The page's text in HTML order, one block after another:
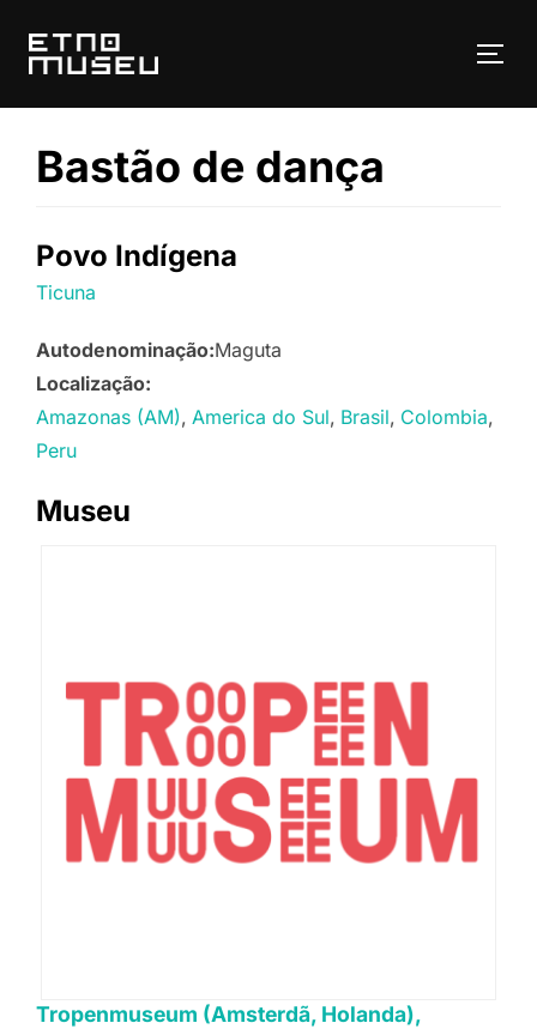
para
Bastão de dança
Povo Indígena
Ticuna
Autodenominação:Maguta
Localização:
Amazonas (AM) America do Sul Brasil Colombia
Peru
Museu
Tropenmuseum (Amsterdã, Holanda),